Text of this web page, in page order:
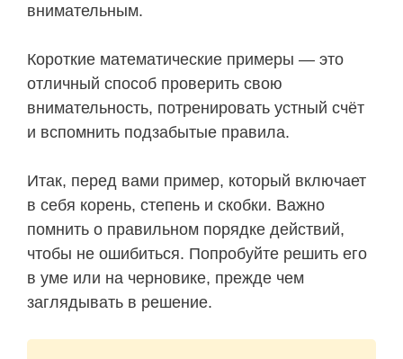
внимательным.
Короткие математические примеры — это
отличный способ проверить свою
внимательность, потренировать устный счёт
и вспомнить подзабытые правила.
Итак, перед вами пример, который включает
в себя корень, степень и скобки. Важно
помнить о правильном порядке действий,
чтобы не ошибиться. Попробуйте решить его
в уме или на черновике, прежде чем
заглядывать в решение.